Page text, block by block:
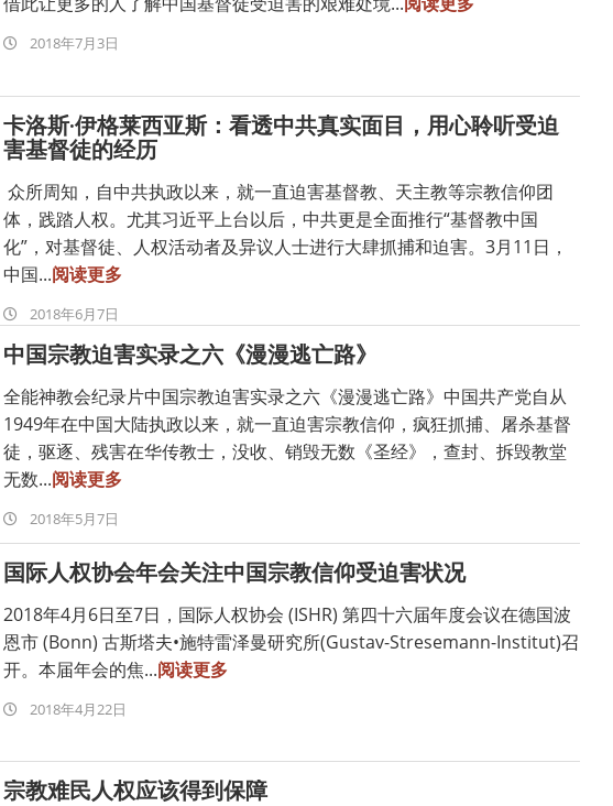
2018-
03
2018年7月3日
卡洛斯·伊格莱西亚斯：看透中共真实面目，用心聆听受迫
害基督徒的经历
众所周知，自中共执政以来，就一直迫害基督教、天主教等宗教信仰团
体，践踏人权。尤其习近平上台以后，中共更是全面推行“基督教中国
化”，对基督徒、人权活动者及异议人士进行大肆抓捕和迫害。3月11日，
中国...阅读更多
2018-
06-
07
2018年6月7日
中国宗教迫害实录之六《漫漫逃亡路》
全能神教会纪录片中国宗教迫害实录之六《漫漫逃亡路》中国共产党自从
1949年在中国大陆执政以来，就一直迫害宗教信仰，疯狂抓捕、屠杀基督
徒，驱逐、残害在华传教士，没收、销毁无数《圣经》，查封、拆毁教堂
无数...阅读更多
2018-
05-
07
2018年5月7日
国际人权协会年会关注中国宗教信仰受迫害状况
2018年4月6日至7日，国际人权协会 (ISHR) 第四十六届年度会议在德国波
恩市 (Bonn) 古斯塔夫•施特雷泽曼研究所(Gustav-Stresemann-Institut)召
开。本届年会的焦...阅读更多
2018-
22
2018年4月22日
宗教难民人权应该得到保障